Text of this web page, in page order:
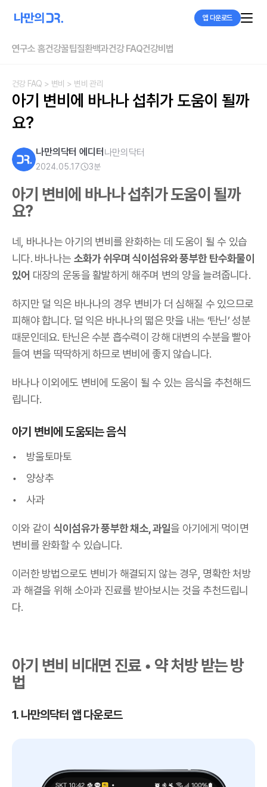
앱 다운로드
연구소 홈건강꿀팁질환백과건강 FAQ건강비법
건강 FAQ > 변비 > 변비 관리
아기 변비에 바나나 섭취가 도움이 될까
요?
나만의닥터 에디터 나만의닥터
2024.05.17 3분
아기 변비에 바나나 섭취가 도움이 될까
요?
네, 바나나는 아기의 변비를 완화하는 데 도움이 될 수 있습
니다. 바나나는 소화가 쉬우며 식이섬유와 풍부한 탄수화물이
있어 대장의 운동을 활발하게 해주며 변의 양을 늘려줍니다.
하지만 덜 익은 바나나의 경우 변비가 더 심해질 수 있으므로
피해야 합니다. 덜 익은 바나나의 떫은 맛을 내는 ‘탄닌’ 성분
때문인데요. 탄닌은 수분 흡수력이 강해 대변의 수분을 빨아
들여 변을 딱딱하게 하므로 변비에 좋지 않습니다.
바나나 이외에도 변비에 도움이 될 수 있는 음식을 추천해드
립니다.
아기 변비에 도움되는 음식
방울토마토
양상추
사과
이와 같이 식이섬유가 풍부한 채소, 과일을 아기에게 먹이면
변비를 완화할 수 있습니다.
이러한 방법으로도 변비가 해결되지 않는 경우, 명확한 처방
과 해결을 위해 소아과 진료를 받아보시는 것을 추천드립니
다.
아기 변비 비대면 진료 • 약 처방 받는 방
법
1. 나만의닥터 앱 다운로드